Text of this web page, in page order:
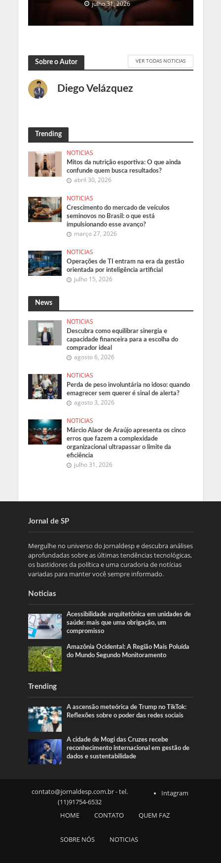
julho 31, 2026
Sobre o Autor VER TODAS NOTICIAS
Diego Velázquez
Trending
NOTICIAS
Mitos da nutrição esportiva: O que ainda
confunde quem busca resultados?
abril 30, 2026
NOTICIAS
Crescimento do mercado de veículos
seminovos no Brasil: o que está
impulsionando esse avanço?
março 27, 2026
NOTICIAS
Operações de TI entram na era da gestão
orientada por inteligência artificial
julho 15, 2026
News
NOTICIAS
Descubra como equilibrar sinergia e
capacidade financeira para a escolha do
comprador ideal
agosto 6, 2026
NOTICIAS
Perda de peso involuntária no idoso: quando
emagrecer sem querer é sinal de alerta?
agosto 3, 2026
NOTICIAS
Márcio Alaor de Araújo apresenta os cinco
erros que fazem a complexidade
organizacional ultrapassar o limite da
eficiência
julho 31, 2026
Jornal de SP
Mergulhe no universo do Jornaldesp e descubra análises
aprofundadas sobre as últimas tendências tecnológicas,
os bastidores da política e uma curadoria de notícias
variadas para manter você sempre informado.
Noticias
Acessibilidade arquitetônica em unidades de
saúde: mais que uma obrigação, um
compromisso
Amazônia Ocidental: A Região Mais Poluída
do Mundo Segundo Monitoramento
Trending
A ascensão meteórica de Trump no TikTok:
Reflexões sobre o poder das redes sociais
A cidade de Mogi das Cruzes recebe
reconhecimento internacional em gestão de
dados e sustentabilidade
contato@jornaldesp.com.br- tel.
(11)91754-6532
Intagram
HOME CONTATO QUEM FAZ
SOBRE NÓS NOTICIAS